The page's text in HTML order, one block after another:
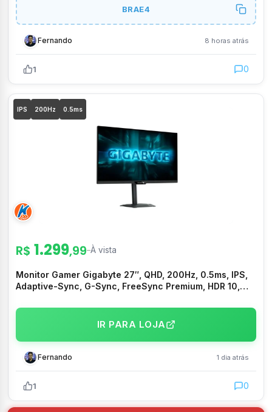
BRAE4
Fernando 8 horas atrás
1 0
IPS 200Hz 0.5ms
R$ 1.299,99–À vista
Monitor Gamer Gigabyte 27″, QHD, 200Hz, 0.5ms, IPS,
Adaptive-Sync, G-Sync, FreeSync Premium, HDR 10,
IR PARA LOJA
Fernando 1 dia atrás
1 0